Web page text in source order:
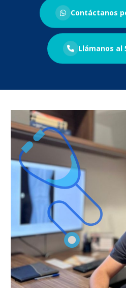
Contáctanos
Llámanos al